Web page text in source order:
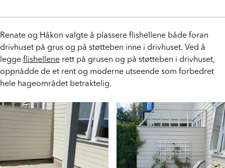
Renate og Håkon valgte å plassere flishellene både foran
drivhuset på grus og på støtteben inne i drivhuset. Ved å
leggeflishellene rett på grusen og på støtteben i drivhuset,
oppnådde de et rent og moderne utseende som forbedret